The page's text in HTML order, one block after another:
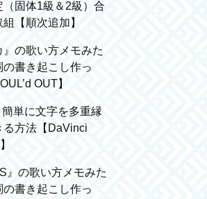
（固体1級＆2級）合
【順次追加】
』の歌い方メモみた
の書き起こし作っ
OUT】
簡単に文字を多重縁
る方法【DaVinci
』の歌い方メモみた
の書き起こし作っ